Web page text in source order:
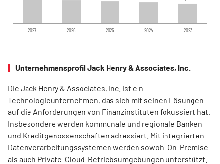
2027 2026 2025 2024 2023
Unternehmensprofil Jack Henry & Associates, Inc.
Die Jack Henry & Associates, Inc. ist ein
Technologieunternehmen, das sich mit seinen Lösungen
auf die Anforderungen von Finanzinstituten fokussiert hat.
Insbesondere werden kommunale und regionale Banken
und Kreditgenossenschaften adressiert. Mit integrierten
Datenverarbeitungssystemen werden sowohl On-Premise-
als auch Private-Cloud-Betriebsumgebungen unterstützt.